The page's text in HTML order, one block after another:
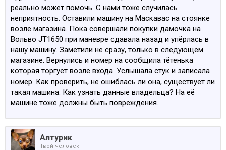
реально может помочь. С нами тоже случилась
неприятность. Оставили машину на Маскавас на стоянке
возле магазина. Пока совершали покупки дамочка на
Вольво JT1650 при маневре сдавала назад и упёрлась в
нашу машину. Заметили не сразу, только в следующем
магазине. Вернулись и номер на сообщила тётенька
которая торгует возле входа. Услышала стук и записала
номер. Как проверить, не ошиблась ли она, существует ли
такая машина. Как узнать данные владельца? На её
машине тоже должны быть повреждения.
Алтурик
Твой человек